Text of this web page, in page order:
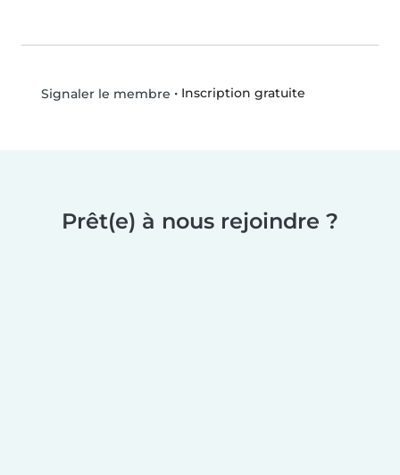
Signaler le membre • Inscription gratuite
Prêt(e) à nous rejoindre ?